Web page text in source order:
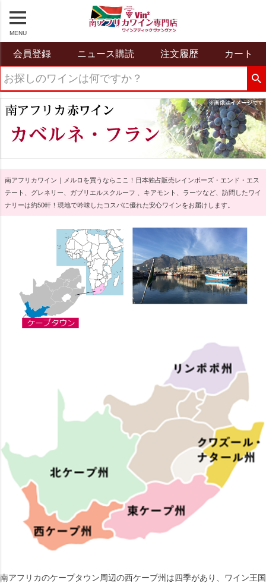
MENU
会員登録 ニュース購読 注文履歴 カート
南アフリカワイン｜メルロを買うならここ！ 日本独占販売レインボーズ・エンド・エス
テート、グレネリー、ガブリエルスクルーフ 、キアモント、ラーツなど、訪問したワイ
ナリーは約50軒！現地で吟味したコスパに優れた安心ワインをお届けします。
南アフリカのケープタウン周辺の西ケープ州は四季があり、ワイン王国